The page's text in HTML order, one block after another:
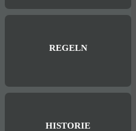
REGELN
HISTORIE